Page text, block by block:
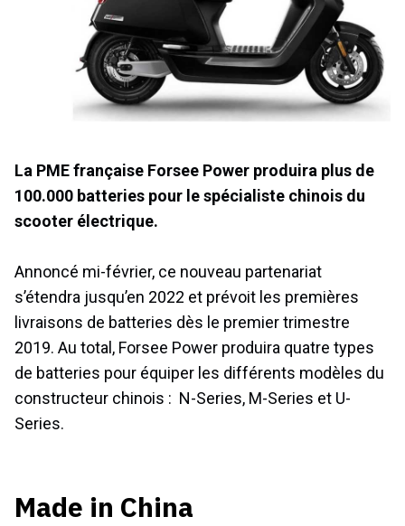
La PME française Forsee Power produira plus de
100.000 batteries pour le spécialiste chinois du
scooter électrique.
Annoncé mi-février, ce nouveau partenariat
s’étendra jusqu’en 2022 et prévoit les premières
livraisons de batteries dès le premier trimestre
2019. Au total, Forsee Power produira quatre types
de batteries pour équiper les différents modèles du
constructeur chinois : N-Series, M-Series et U-
Series.
Made in China